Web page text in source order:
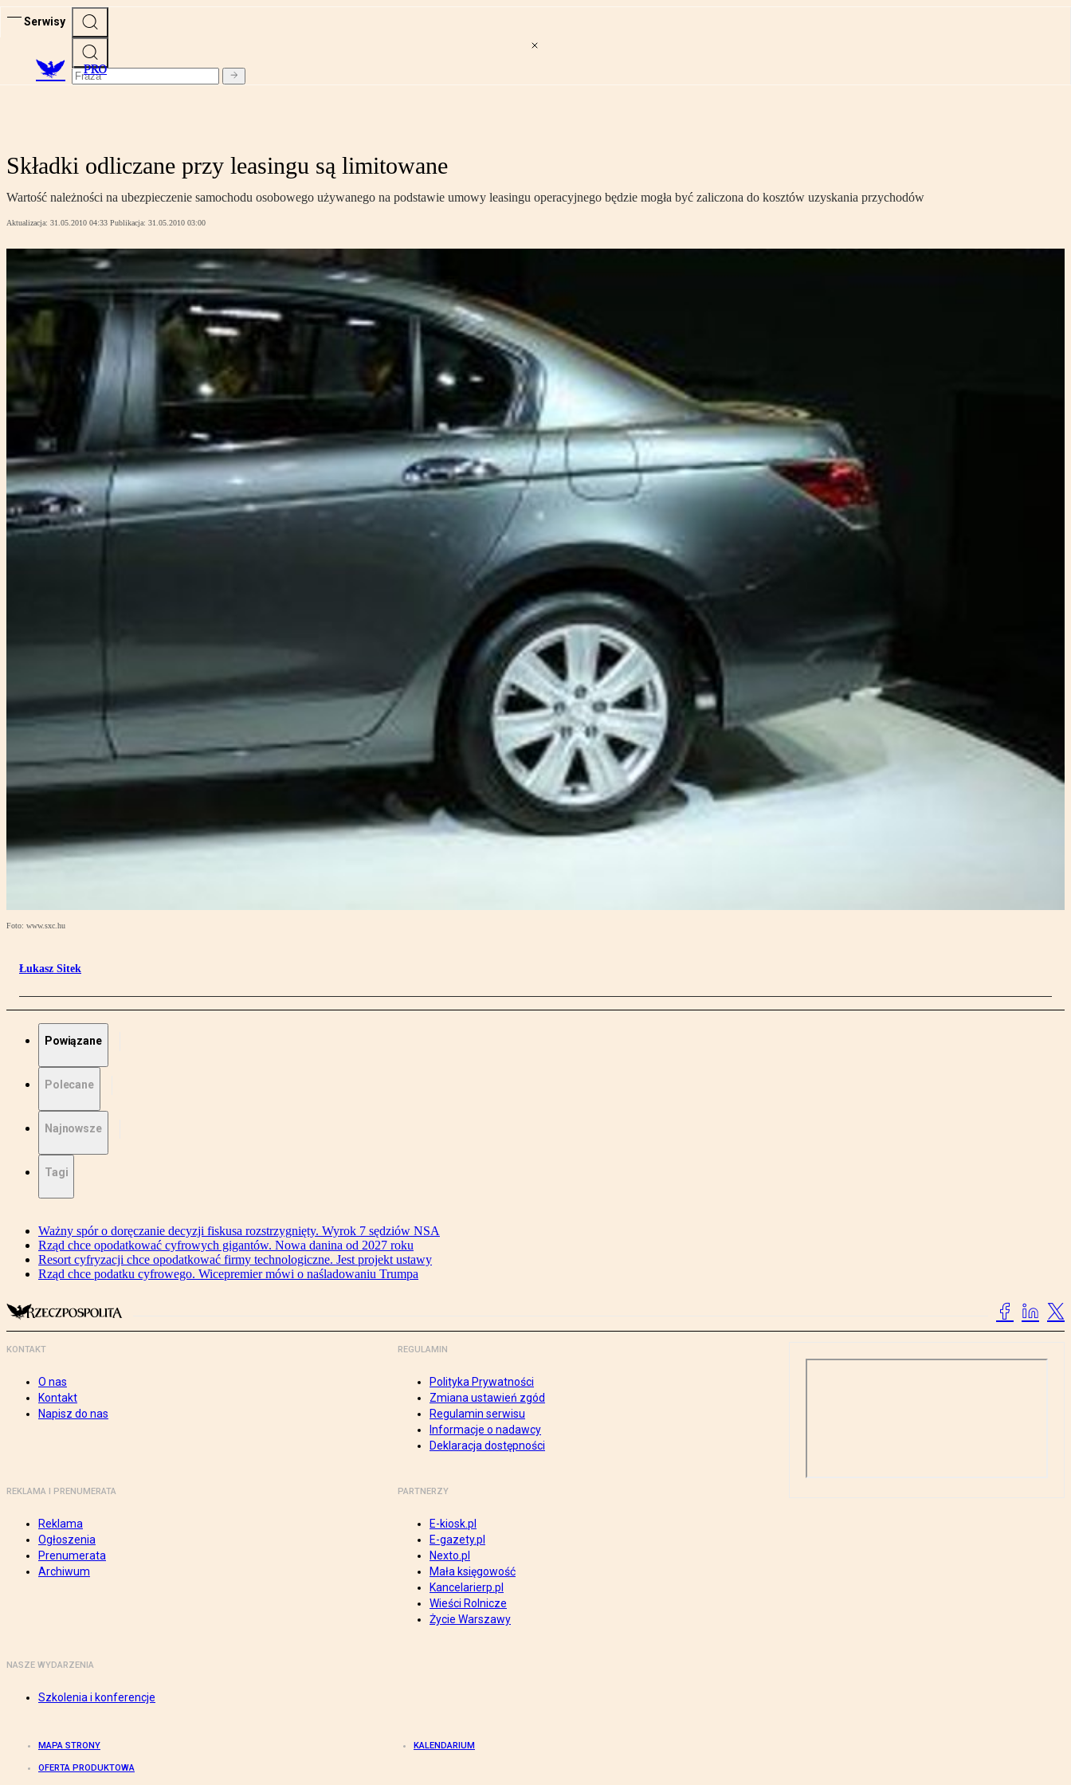
Serwisy
PRO
Składki odliczane przy leasingu są limitowane
Wartość należności na ubezpieczenie samochodu osobowego używanego na podstawie umowy leasingu operacyjnego będzie mogła być zaliczona do kosztów uzyskania przychodów
Aktualizacja: 31.05.2010 04:33 Publikacja: 31.05.2010 03:00
Foto: www.sxc.hu
Łukasz Sitek
Powiązane
Polecane
Najnowsze
Tagi
Ważny spór o doręczanie decyzji fiskusa rozstrzygnięty. Wyrok 7 sędziów NSA
Rząd chce opodatkować cyfrowych gigantów. Nowa danina od 2027 roku
Resort cyfryzacji chce opodatkować firmy technologiczne. Jest projekt ustawy
Rząd chce podatku cyfrowego. Wicepremier mówi o naśladowaniu Trumpa
KONTAKT
O nas
Kontakt
Napisz do nas
REGULAMIN
Polityka Prywatności
Zmiana ustawień zgód
Regulamin serwisu
Informacje o nadawcy
Deklaracja dostępności
REKLAMA I PRENUMERATA
Reklama
Ogłoszenia
Prenumerata
Archiwum
PARTNERZY
E-kiosk.pl
E-gazety.pl
Nexto.pl
Mała księgowość
Kancelarierp.pl
Wieści Rolnicze
Życie Warszawy
NASZE WYDARZENIA
Szkolenia i konferencje
MAPA STRONY KALENDARIUM
OFERTA PRODUKTOWA